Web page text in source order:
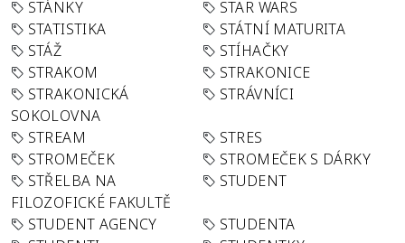
STÁNKY
STAR WARS
STATISTIKA
STÁTNÍ MATURITA
STÁŽ
STÍHAČKY
STRAKOM
STRAKONICE
STRAKONICKÁ
SOKOLOVNA
STRÁVNÍCI
STREAM
STRES
STROMEČEK
STROMEČEK S DÁRKY
STŘELBA NA
FILOZOFICKÉ FAKULTĚ
STUDENT
STUDENT AGENCY
STUDENTA